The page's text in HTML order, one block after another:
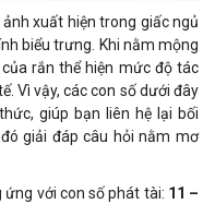
xuất hiện trong giấc ngủ
biểu trưng. Khi nằm mộng
rắn thể hiện mức độ tác
Vì vậy, các con số dưới đây
giúp bạn liên hệ lại bối
giải đáp câu hỏi nằm mơ
với con số phát tài: 11 –